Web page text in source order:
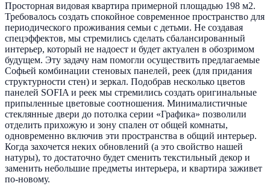
Просторная видовая квартира примерной площадью 198 м2.
Требовалось создать спокойное современное пространство для
периодического проживания семьи с детьми. Не создавая
спецэффектов, мы стремились сделать сбалансированный
интерьер, который не надоест и будет актуален в обозримом
будущем. Эту задачу нам помогли осуществить предлагаемые
Софьей комбинации стеновых панелей, реек (для придания
структурности стен) и зеркал. Подобрав несколько цветов
панелей SOFIA и реек мы стремились создать оригинальные
припыленные цветовые соотношения. Минималистичные
стеклянные двери до потолка серии «Графика» позволили
отделить прихожую и зону спален от общей комнаты,
одновременно включив эти пространства в общий интерьер.
Когда захочется неких обновлений (а это свойство нашей
натуры), то достаточно будет сменить текстильный декор и
заменить небольшие предметы интерьера, и квартира заживет
по-новому.